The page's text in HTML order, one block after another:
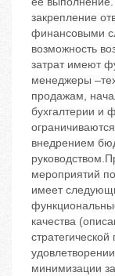
закрепление
финансовыми
возможность
затрат имеют
менеджеры
продажам,
бухгалтерии и
внедрением
мероприятий
имеет
качества
минимизации